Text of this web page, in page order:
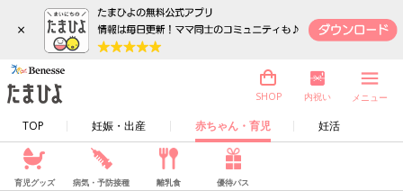
×
TOP 妊娠・出産 赤ちゃん・育児 妊活
SHOP 内祝い メニュー
育児グッズ 病気・予防接種 離乳食 優待パス